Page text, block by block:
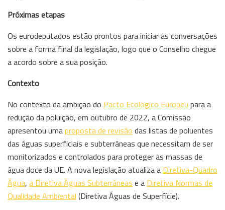
Próximas etapas
Os eurodeputados estão prontos para iniciar as conversações
sobre a forma final da legislação, logo que o Conselho chegue
a acordo sobre a sua posição.
Contexto
No contexto da ambição do Pacto Ecológico Europeu para a
redução da poluição, em outubro de 2022, a Comissão
apresentou umaproposta de revisão das listas de poluentes
das águas superficiais e subterrâneas que necessitam de ser
monitorizados e controlados para proteger as massas de
água doce da UE. A nova legislação atualiza a Diretiva-Quadro
Água, a Diretiva Águas Subterrâneas e a Diretiva Normas de
Qualidade Ambiental (Diretiva Águas de Superfície).